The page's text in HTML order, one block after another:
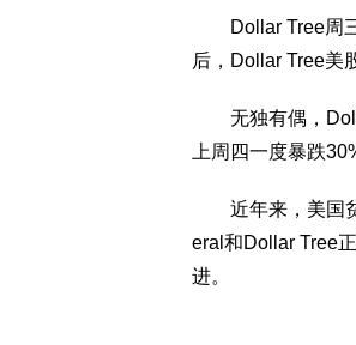
Dollar Tree周三
后，Dollar Tree美
无独有偶，
上周四一度暴跌
近年来，美国贫
eral和Dollar Tree
进。